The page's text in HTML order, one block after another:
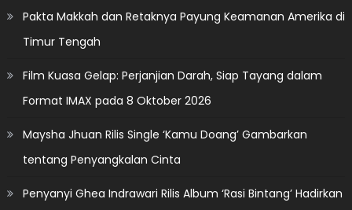
Pakta Makkah dan Retaknya Payung Keamanan Amerika di
Timur Tengah
Film Kuasa Gelap: Perjanjian Darah, Siap Tayang dalam
Format IMAX pada 8 Oktober 2026
Maysha Jhuan Rilis Single ‘Kamu Doang’ Gambarkan
tentang Penyangkalan Cinta
Penyanyi Ghea Indrawari Rilis Album ‘Rasi Bintang’ Hadirkan